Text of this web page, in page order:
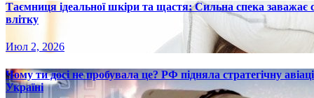
Таємниця ідеальної шкіри та щастя: Сильна спека
влітку
Июл 2, 2026
Чому ти досі не пробувала це? РФ підняла стратегічну
Україні